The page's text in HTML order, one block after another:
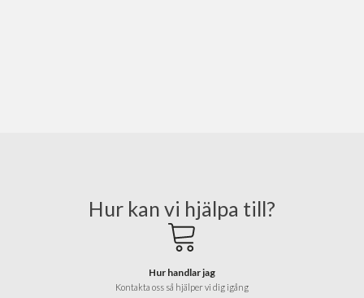
Hur kan vi hjälpa till?
Hur handlar jag
Kontakta oss så hjälper vi dig igång